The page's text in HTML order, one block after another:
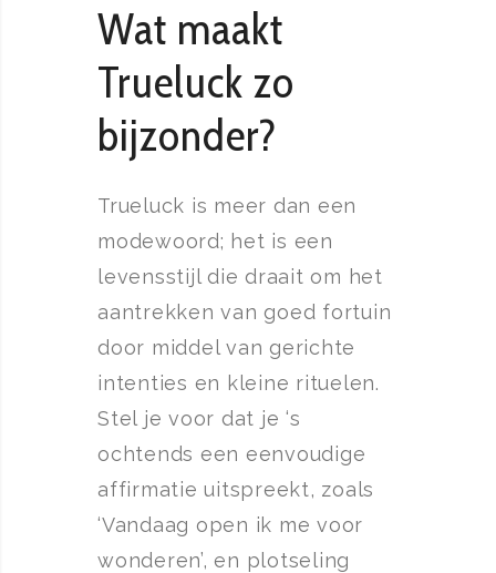
Wat maakt
Trueluck zo
bijzonder?
Trueluck is meer dan een
modewoord; het is een
levensstijl die draait om het
aantrekken van goed fortuin
door middel van gerichte
intenties en kleine rituelen.
Stel je voor dat je ‘s
ochtends een eenvoudige
affirmatie uitspreekt, zoals
‘Vandaag open ik me voor
wonderen’, en plotseling